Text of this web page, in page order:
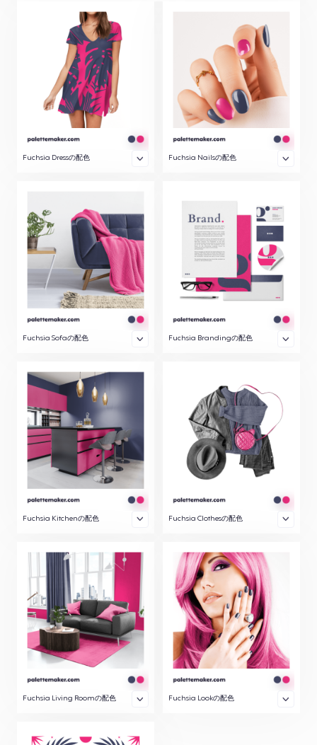
Fuchsia Dressの配色 Fuchsia Nailsの配色
Fuchsia Sofaの配色 Fuchsia Brandingの配色
Fuchsia Kitchenの配色 Fuchsia Clothesの配色
Fuchsia Living Roomの配色 Fuchsia Lookの配色